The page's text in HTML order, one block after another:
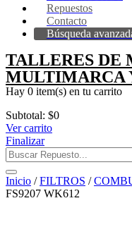
Repuestos
Contacto
Búsqueda
TALLERES DE
MULTIMARCA
Hay 0 item(s) en tu carrito
Subtotal: $0
Ver carrito
Finalizar
Inicio /FILTROS /
FS9207 WK612